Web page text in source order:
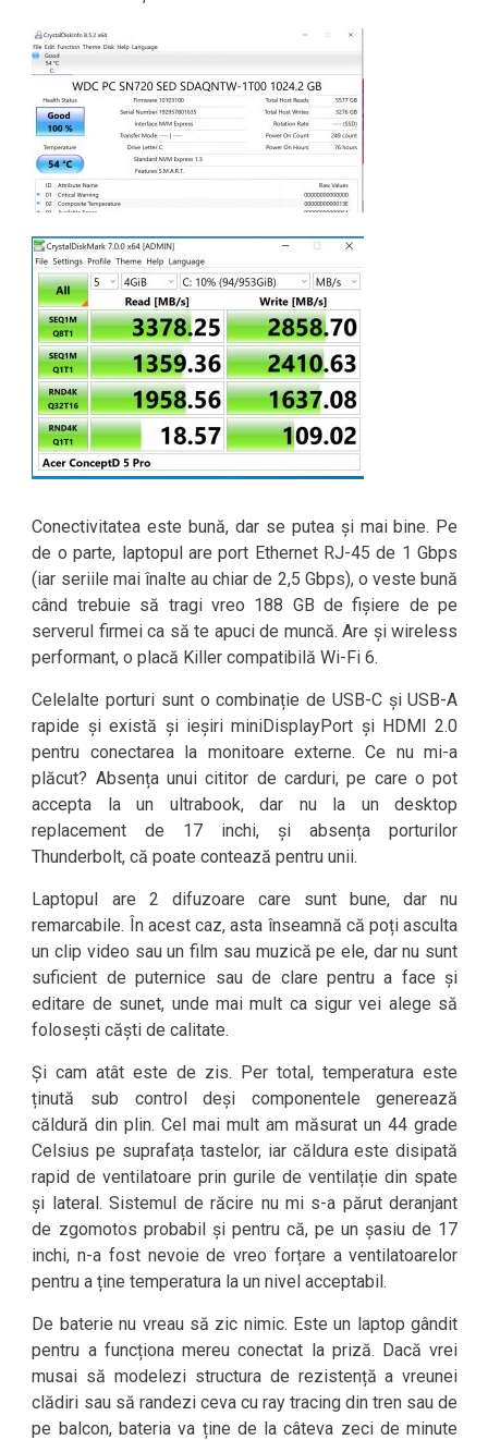
Conectivitatea este bună, dar se putea și mai bine. Pe
de o parte, laptopul are port Ethernet RJ-45 de 1 Gbps
(iar seriile mai înalte au chiar de 2,5 Gbps), o veste bună
când trebuie să tragi vreo 188 GB de fișiere de pe
serverul firmei ca să te apuci de muncă. Are și wireless
performant, o placă Killer compatibilă Wi-Fi 6.
Celelalte porturi sunt o combinație de USB-C și USB-A
rapide și există și ieșiri miniDisplayPort și HDMI 2.0
pentru conectarea la monitoare externe. Ce nu mi-a
plăcut? Absența unui cititor de carduri, pe care o pot
accepta la un ultrabook, dar nu la un desktop
replacement de 17 inchi, și absența porturilor
Thunderbolt, că poate contează pentru unii.
Laptopul are 2 difuzoare care sunt bune, dar nu
remarcabile. În acest caz, asta înseamnă că poți asculta
un clip video sau un film sau muzică pe ele, dar nu sunt
suficient de puternice sau de clare pentru a face și
editare de sunet, unde mai mult ca sigur vei alege să
folosești căști de calitate.
Și cam atât este de zis. Per total, temperatura este
ținută sub control deși componentele generează
căldură din plin. Cel mai mult am măsurat un 44 grade
Celsius pe suprafața tastelor, iar căldura este disipată
rapid de ventilatoare prin gurile de ventilație din spate
și lateral. Sistemul de răcire nu mi s-a părut deranjant
de zgomotos probabil și pentru că, pe un șasiu de 17
inchi, n-a fost nevoie de vreo forțare a ventilatoarelor
pentru a ține temperatura la un nivel acceptabil.
De baterie nu vreau să zic nimic. Este un laptop gândit
pentru a funcționa mereu conectat la priză. Dacă vrei
musai să modelezi structura de rezistență a vreunei
clădiri sau să randezi ceva cu ray tracing din tren sau de
pe balcon, bateria va ține de la câteva zeci de minute